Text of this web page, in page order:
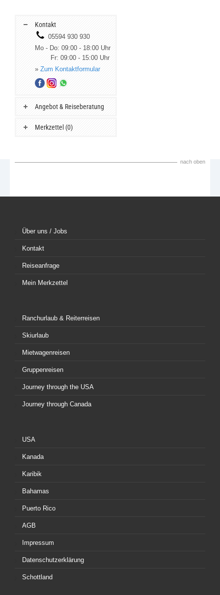
Kontakt
05594 930 930
Mo - Do: 09:00 - 18:00 Uhr
Fr: 09:00 - 15:00 Uhr
» Zum Kontaktformular
Angebot & Reiseberatung
Merkzettel (0)
nach oben
Über uns / Jobs
Kontakt
Reiseanfrage
Mein Merkzettel
Ranchurlaub & Reiterreisen
Skiurlaub
Mietwagenreisen
Gruppenreisen
Journey through the USA
Journey through Canada
USA
Kanada
Karibik
Bahamas
Puerto Rico
AGB
Impressum
Datenschutzerklärung
Schottland